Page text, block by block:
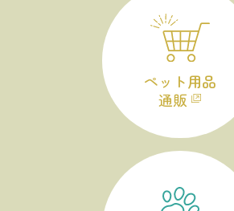
ペット用品
通販